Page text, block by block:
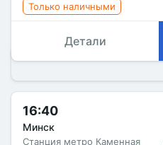
Только наличными
Детали
16:40
Минск
Станция метро Каменная